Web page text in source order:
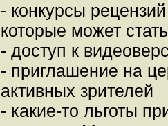
- конкурсы
которые может
- доступ к
- приглашение на
активных зрителей
- какие-то льготы